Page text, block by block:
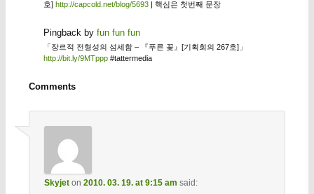
호] http://capcold.net/blog/5693| 핵심은 첫번째 문장
Pingback by fun fun fun
「장르적 전형성의 섬세함 – 『푸른 꽃』[기획회의 267호]」
http://bit.ly/9MTppp#tattermedia
Comments
Skyjeton 2010. 03. 19. at 9:15 am said: